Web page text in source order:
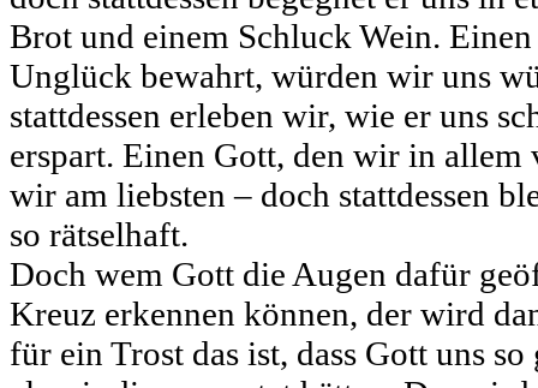
Brot und einem Schluck Wein.
Unglück bewahrt, würden wir uns
stattdessen erleben wir, wie er uns
erspart. Einen Gott, den wir in allem
wir am liebsten – doch stattdessen
so rätselhaft.
Doch wem Gott die Augen dafür
Kreuz erkennen können, der wird
für ein Trost das ist, dass Gott uns so